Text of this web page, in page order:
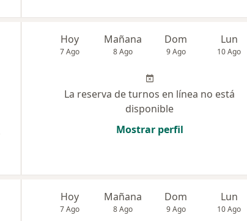
Hoy
7 Ago
Mañana
8 Ago
Dom
9 Ago
Lun
10 Ago
La reserva de turnos en línea no está
disponible
Mostrar perfil
Hoy
7 Ago
Mañana
8 Ago
Dom
9 Ago
Lun
10 Ago